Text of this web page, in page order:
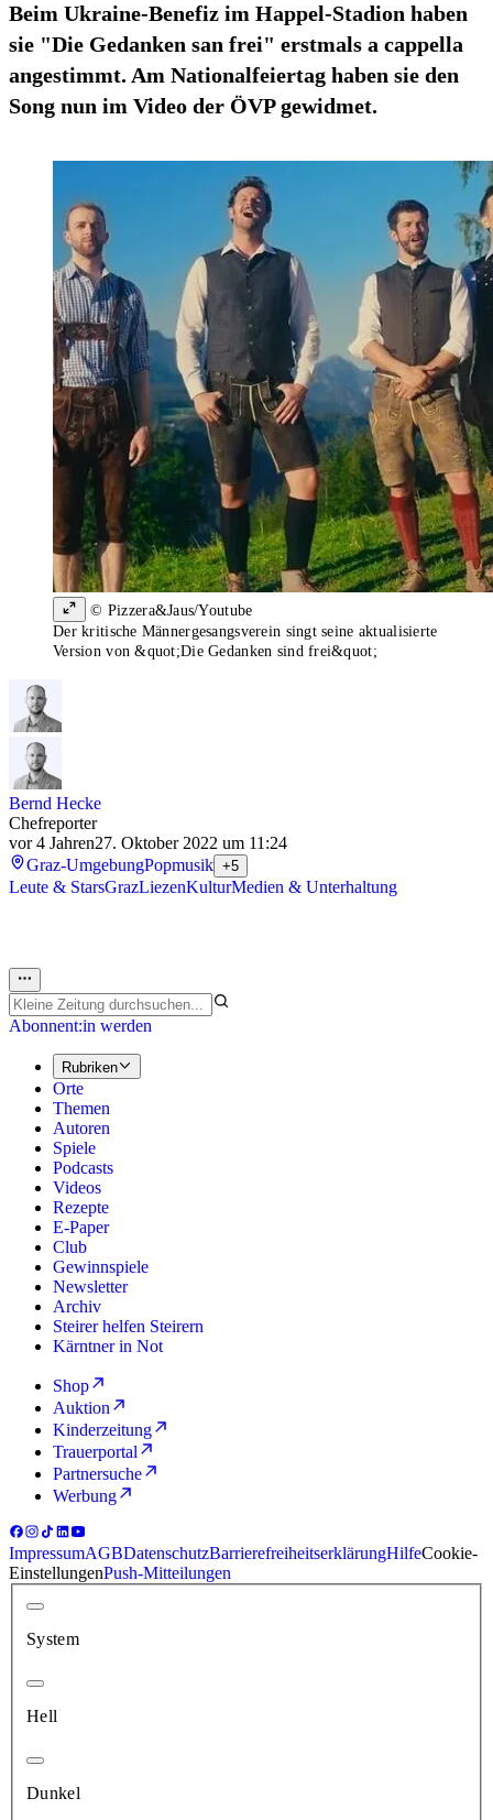
Beim Ukraine-Benefiz im Happel-Stadion haben
sie "Die Gedanken san frei" erstmals a cappella
angestimmt. Am Nationalfeiertag haben sie den
Song nun im Video der ÖVP gewidmet.
© Pizzera&Jaus/Youtube
Der kritische Männergesangsverein singt seine aktualisierte
Version von &quot;Die Gedanken sind frei&quot;
Bernd Hecke
Chefreporter
vor 4 Jahren27. Oktober 2022 um 11:24
Graz-UmgebungPopmusik +5
Leute & StarsGrazLiezenKulturMedien & Unterhaltung
Abonnent:in werden
Rubriken
Orte
Themen
Autoren
Spiele
Podcasts
Videos
Rezepte
E-Paper
Club
Gewinnspiele
Newsletter
Archiv
Steirer helfen Steirern
Kärntner in Not
Shop
Auktion
Kinderzeitung
Trauerportal
Partnersuche
Werbung
ImpressumAGBDatenschutzBarrierefreiheitserklärungHilfeCookie-
EinstellungenPush-Mitteilungen
System
Hell
Dunkel